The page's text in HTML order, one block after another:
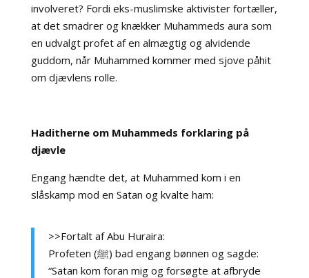
involveret? Fordi eks-muslimske aktivisterfortæller,
at det smadrer og knækker Muhammeds aura som
en udvalgt profet af en almægtig og alvidende
guddom, når Muhammed kommer med sjove påhit
om djævlens rolle.
Haditherne om Muhammeds forklaring på
djævle
Engang hændte det, at Muhammed kom i en
slåskamp mod en Satan og kvalte ham:
>>Fortalt af Abu Huraira:
Profeten (ﷺ) bad engang bønnen og sagde:
“Satan kom foran mig og forsøgte at afbryde